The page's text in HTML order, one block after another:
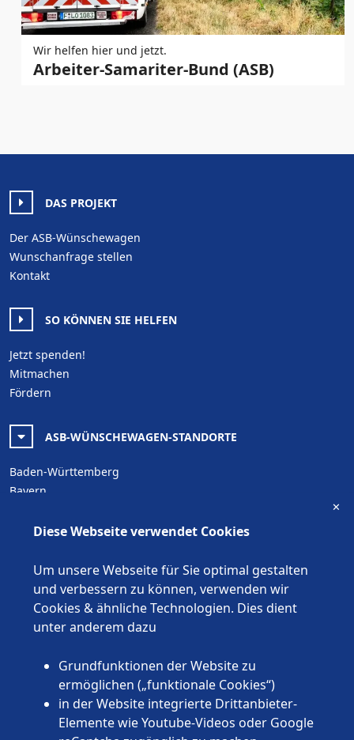
Wir helfen hier und jetzt.
Arbeiter-Samariter-Bund (ASB)
DAS PROJEKT
Der ASB-Wünschewagen
Wunschanfrage stellen
Kontakt
SO KÖNNEN SIE HELFEN
Jetzt spenden!
Mitmachen
Fördern
ASB-WÜNSCHEWAGEN-STANDORTE
Baden-Württemberg
Bayern
Brandenburg
Hamburg
Hessen
Mecklenburg-Vorpommern
Niedersachsen
Rheinland-Pfalz
Sachsen
Sachsen-Anhalt
Diese Webseite verwendet Cookies
Um unsere Webseite für Sie optimal gestalten
und verbessern zu können, verwenden wir
Cookies & ähnliche Technologien. Dies dient
unter anderem dazu
Grundfunktionen der Website zu
ermöglichen („funktionale Cookies“)
in der Website integrierte Drittanbieter-
Elemente wie Youtube-Videos oder Google
✕